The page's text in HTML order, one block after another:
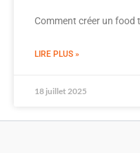
Comment créer un food
LIRE PLUS »
18 juillet 2025